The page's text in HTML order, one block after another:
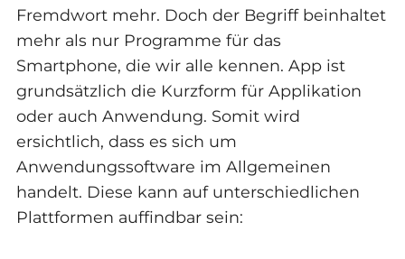
Fremdwort mehr. Doch der Begriff beinhaltet
mehr als nur Programme für das
Smartphone, die wir alle kennen. App ist
grundsätzlich die Kurzform für Applikation
oder auch Anwendung. Somit wird
ersichtlich, dass es sich um
Anwendungssoftware im Allgemeinen
handelt. Diese kann auf unterschiedlichen
Plattformen auffindbar sein: